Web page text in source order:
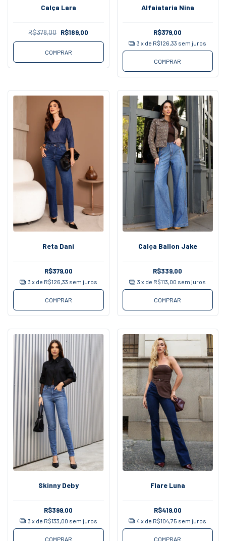
Calça Lara
R$378,00 R$189,00
COMPRAR
Alfaiataria Nina
R$379,00
3 x de R$126,33 sem juros
COMPRAR
Reta Dani
R$379,00
3 x de R$126,33 sem juros
COMPRAR
Calça Ballon Jake
R$339,00
3 x de R$113,00 sem juros
COMPRAR
Skinny Deby
R$399,00
3 x de R$133,00 sem juros
COMPRAR
Flare Luna
R$419,00
4x de R$104,75 sem juros
COMPRAR